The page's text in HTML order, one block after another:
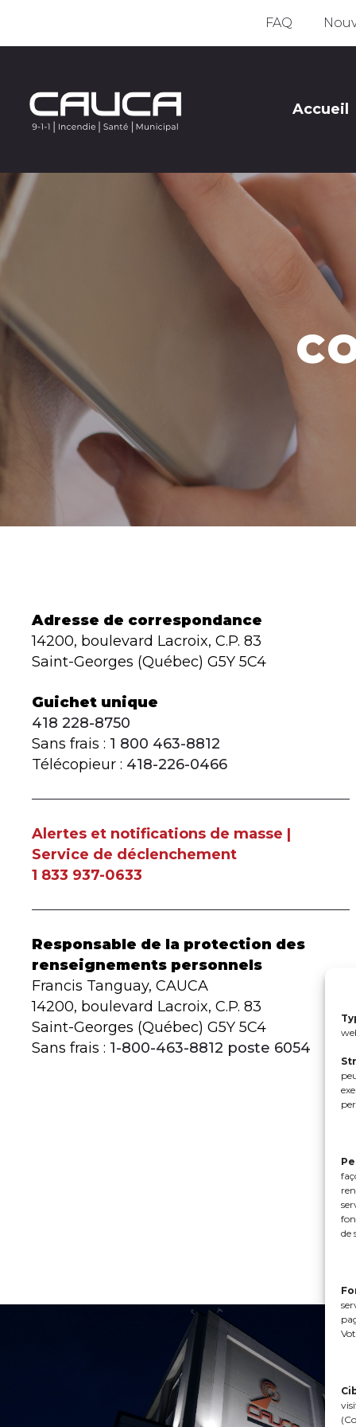
de
FAQ
Accueil
Adresse de correspondance
14200, boulevard Lacroix, C.P. 83
Saint-Georges (Québec) G5Y 5C4
Guichet unique
418 228-8750
Sans frais : 1 800 463-8812
Télécopieur : 418-226-0466
Alertes et notifications de masse |
Service de déclenchement
1 833 937-0633
Responsable de la protection des
renseignements personnels
Francis Tanguay, CAUCA
14200, boulevard Lacroix, C.P. 83
Saint-Georges (Québec) G5Y 5C4
Sans frais : 1-800-463-8812 poste 6054